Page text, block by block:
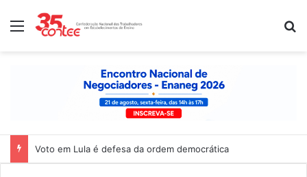
Menu
Nota de solidariedade ao povo venezuelano